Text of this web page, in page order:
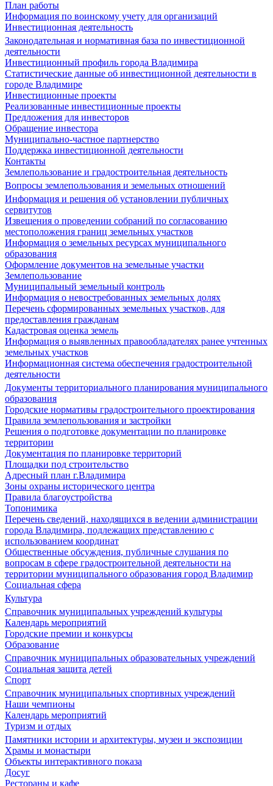
План работы
Информация по воинскому учету для организаций
Инвестиционная деятельность
Законодательная и нормативная база по инвестиционной
деятельности
Инвестиционный профиль города Владимира
Статистические данные об инвестиционной деятельности в
городе Владимире
Инвестиционные проекты
Реализованные инвестиционные проекты
Предложения для инвесторов
Обращение инвестора
Муниципально-частное партнерство
Поддержка инвестиционной деятельности
Контакты
Землепользование и градостроительная деятельность
Вопросы землепользования и земельных отношений
Информация и решения об установлении публичных
сервитутов
Извещения о проведении собраний по согласованию
местоположения границ земельных участков
Информация о земельных ресурсах муниципального
образования
Оформление документов на земельные участки
Землепользование
Муниципальный земельный контроль
Информация о невостребованных земельных долях
Перечень сформированных земельных участков, для
предоставления гражданам
Кадастровая оценка земель
Информация о выявленных правообладателях ранее учтенных
земельных участков
Информационная система обеспечения градостроительной
деятельности
Документы территориального планирования муниципального
образования
Городские нормативы градостроительного проектирования
Правила землепользования и застройки
Решения о подготовке документации по планировке
территории
Документация по планировке территорий
Площадки под строительство
Адресный план г.Владимира
Зоны охраны исторического центра
Правила благоустройства
Топонимика
Перечень сведений, находящихся в ведении администрации
города Владимира, подлежащих представлению с
использованием координат
Общественные обсуждения, публичные слушания по
вопросам в сфере градостроительной деятельности на
территории муниципального образования город Владимир
Социальная сфера
Культура
Справочник муниципальных учреждений культуры
Календарь мероприятий
Городские премии и конкурсы
Образование
Справочник муниципальных образовательных учреждений
Социальная защита детей
Спорт
Справочник муниципальных спортивных учреждений
Наши чемпионы
Календарь мероприятий
Туризм и отдых
Памятники истории и архитектуры, музеи и экспозиции
Храмы и монастыри
Объекты интерактивного показа
Досуг
Рестораны и кафе